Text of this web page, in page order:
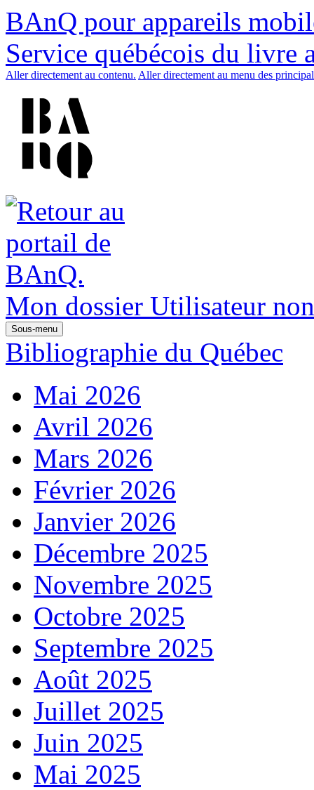
BAnQ pour appareils
Service québécois du livre
Aller directement au contenu. Aller directement au menu des
Mon dossier Utilisateur
Sous-menu
Bibliographie du Québec
Mai 2026
Avril 2026
Mars 2026
Février 2026
Janvier 2026
Décembre 2025
Novembre 2025
Octobre 2025
Septembre 2025
Août 2025
Juillet 2025
Juin 2025
Mai 2025